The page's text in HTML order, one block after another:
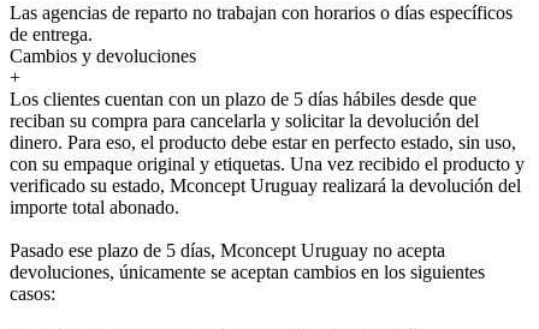
Las agencias de reparto no trabajan con horarios o días específicos
de entrega.
Cambios y devoluciones
+
Los clientes cuentan con un plazo de 5 días hábiles desde que
reciban su compra para cancelarla y solicitar la devolución del
dinero. Para eso, el producto debe estar en perfecto estado, sin uso,
con su empaque original y etiquetas. Una vez recibido el producto y
verificado su estado, Mconcept Uruguay realizará la devolución del
importe total abonado.
Pasado ese plazo de 5 días, Mconcept Uruguay no acepta
devoluciones, únicamente se aceptan cambios en los siguientes
casos: